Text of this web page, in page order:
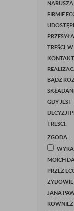
FIRMIE
TREŚCI,
BĄDŹ
GDY
DECYZJI
TREŚCI.
ZGODA:
MOICH
PRZEZ
ŻYDOWIE
JANA